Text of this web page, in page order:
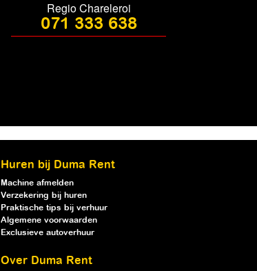
Regio Chareleroi
071 333 638
Huren bij Duma Rent
Machine afmelden
Verzekering bij huren
Praktische tips bij verhuur
Algemene voorwaarden
Exclusieve autoverhuur
Over Duma Rent